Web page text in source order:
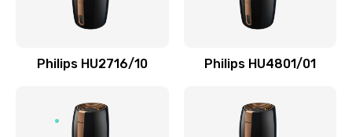
Ремонт микросхемы управления
Заказать
Замена микросхемы управления
Philips HU2716/10 Philips HU4801/01